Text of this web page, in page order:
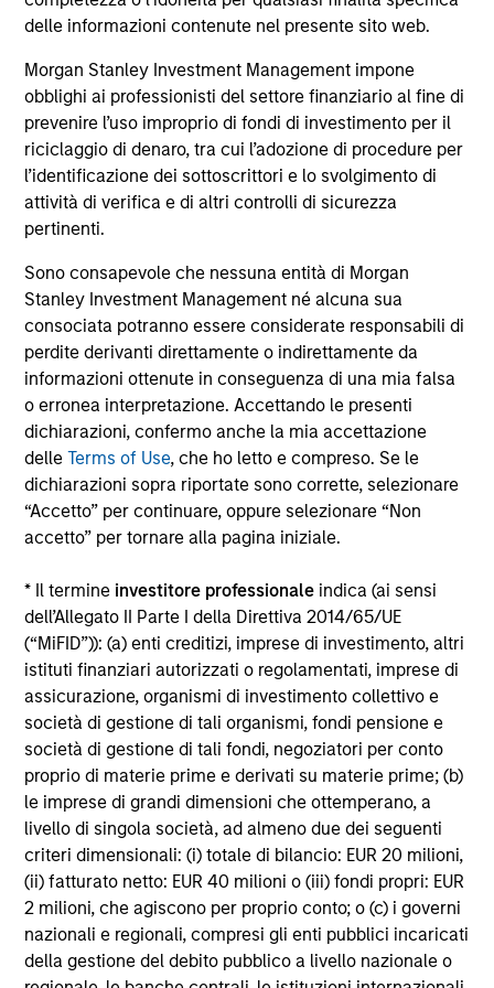
delle informazioni contenute nel presente sito web.
Morgan Stanley Investment Management impone
obblighi ai professionisti del settore finanziario al fine di
prevenire l’uso improprio di fondi di investimento per il
riciclaggio di denaro, tra cui l’adozione di procedure per
l’identificazione dei sottoscrittori e lo svolgimento di
attività di verifica e di altri controlli di sicurezza
pertinenti.
Sono consapevole che nessuna entità di Morgan
Stanley Investment Management né alcuna sua
consociata potranno essere considerate responsabili di
perdite derivanti direttamente o indirettamente da
informazioni ottenute in conseguenza di una mia falsa
o erronea interpretazione. Accettando le presenti
dichiarazioni, confermo anche la mia accettazione
delleTerms of Use, che ho letto e compreso. Se le
dichiarazioni sopra riportate sono corrette, selezionare
“Accetto” per continuare, oppure selezionare “Non
accetto” per tornare alla pagina iniziale.
* Il termine investitore professionale indica (ai sensi
dell’Allegato II Parte I della Direttiva 2014/65/UE
(“MiFID”)): (a) enti creditizi, imprese di investimento, altri
istituti finanziari autorizzati o regolamentati, imprese di
assicurazione, organismi di investimento collettivo e
società di gestione di tali organismi, fondi pensione e
società di gestione di tali fondi, negoziatori per conto
proprio di materie prime e derivati su materie prime; (b)
le imprese di grandi dimensioni che ottemperano, a
livello di singola società, ad almeno due dei seguenti
criteri dimensionali: (i) totale di bilancio: EUR 20 milioni,
(ii) fatturato netto: EUR 40 milioni o (iii) fondi propri: EUR
2 milioni, che agiscono per proprio conto; o (c) i governi
nazionali e regionali, compresi gli enti pubblici incaricati
della gestione del debito pubblico a livello nazionale o
all’emissione e al rimborso delle azioni. La fonte di tutti i
Investment Management Limited (“MSIM Ltd”).
Il valore degli investimenti e i proventi da essi derivanti
possono aumentare come diminuire e un investitore può
non
recuperare l'importo investito.
I dati di performance per i comparti con track record
inferiore a un anno non sono illustrati. Le performance sono
calcolate al netto delle commissioni. I dati di performance
da inizio anno non sono annualizzati. Le performance di
altre classi di azioni, se disponibili, potrebbero essere
diverse. Prima di investire si consiglia di valutare
attentamente gli obiettivi d’investimento, i rischi, le
commissioni e le spese del comparto.
Il ricorso alla leva aumenta i rischi: una variazione
relativamente contenuta nel valore di un investimento può
determinare una variazione molto più elevata, sia in senso
positivo che negativo, nel valore di quell’investimento e, di
conseguenza, nel valore del Comparto.
Alcuni documenti disponibili in questo sito possono
riguardare più comparti della gamma Morgan Stanley
sono disponibili in tutte le giurisdizioni e che i comparti non
sono disponibili per le persone residenti nelle giurisdizioni
in cui tale distribuzione o disponibilità sia contraria alle
leggi o ai regolamenti locali.
Più alta è la categoria (1-7), maggiore è il potenziale di
rendimento, ma anche il rischio di perdere l’investimento.
La categoria 1 non indica un investimento privo di rischio. Si
rimanda al Documento contenente informazioni chiave per
gli investitori (KIID), nella sezione Risorse, per il rating di
rischio specifico per le classi di azioni e le avvertenze.
Il Morningstar Rating™, o “star rating” viene calcolato per i
prodotti gestiti (inclusi fondi comuni, sottoconti di rendite
variabili e polizze vita variabili, exchange-traded fund, fondi
chiusi e conti separati) con uno storico minimo di tre anni.
Gli exchange-traded fund e i fondi comuni aperti sono
considerati come un’unica categoria a fini comparativi. Il
rating viene calcolato sulla base di una misura del